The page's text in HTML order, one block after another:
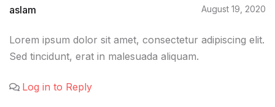
aslam August 19, 2020
Lorem ipsum dolor sit amet, consectetur adipiscing elit.
Sed tincidunt, erat in malesuada aliquam.
Log in to Reply